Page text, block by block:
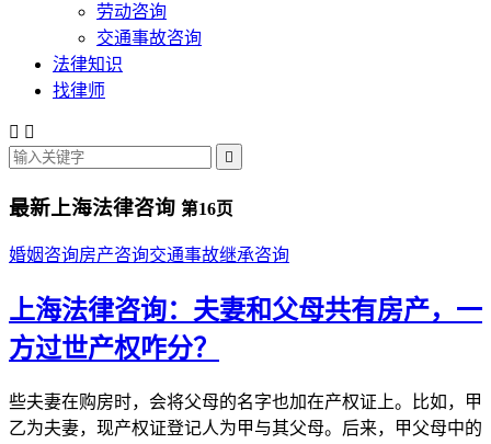
劳动咨询
交通事故咨询
法律知识
找律师
 

最新上海法律咨询 第16页
婚姻咨询房产咨询交通事故继承咨询
上海法律咨询：夫妻和父母共有房产，一
方过世产权咋分？
些夫妻在购房时，会将父母的名字也加在产权证上。比如，甲
乙为夫妻，现产权证登记人为甲与其父母。后来，甲父母中的